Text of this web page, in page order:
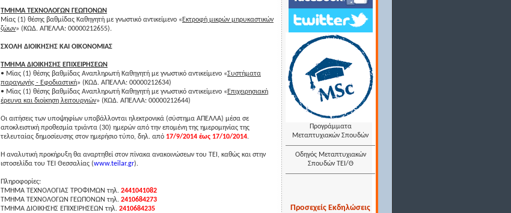
TMHMA ΤΕΧΝΟΛΟΓΩΝ ΓΕΩΠΟΝΩΝ
Μίας (1) θέσης βαθμίδας Καθηγητή με γνωστικό αντικείμενο « Εκτροφή μικρών μηρυκαστικών
ζώων» (ΚΩΔ. ΑΠΕΛΛΑ: 00000212655).
ΣΧΟΛΗ ΔΙΟΙΚΗΣΗΣ ΚΑΙ ΟΙΚΟΝΟΜΙΑΣ
TMHMA ΔΙΟΙΚΗΣΗΣ ΕΠΙΧΕΙΡΗΣΕΩΝ
• Μίας (1) θέσης βαθμίδας Αναπληρωτή Καθηγητή με γνωστικό αντικείμενο «Συστήματα
παραγωγής - Εφοδιαστική» (ΚΩΔ. ΑΠΕΛΛΑ: 00000212634)
• Μίας (1) θέσης βαθμίδας Αναπληρωτή Καθηγητή με γνωστικό αντικείμενο « Επιχειρησιακή
έρευνα και διοίκηση λειτουργιών» (ΚΩΔ. ΑΠΕΛΛΑ: 00000212644)
Οι αιτήσεις των υποψηφίων υποβάλλονται ηλεκτρονικά (σύστημα ΑΠΕΛΛΑ) μέσα σε
αποκλειστική προθεσμία τριάντα (30) ημερών από την επομένη της ημερομηνίας της
τελευταίας δημοσίευσης στον ημερήσιο τύπο, δηλ. από 17/9/2014 έως 17/10/2014.
Η αναλυτική προκήρυξη θα αναρτηθεί στον πίνακα ανακοινώσεων του ΤΕΙ, καθώς και στην
ιστοσελίδα του ΤΕΙ Θεσσαλίας (www.teilar.gr).
Πληροφορίες:
ΤΜΗΜΑ ΤΕΧΝΟΛΟΓΙΑΣ ΤΡΟΦΙΜΩΝ τηλ. 2441041082
ΤΜΗΜΑ ΤΕΧΝΟΛΟΓΩΝ ΓΕΩΠΟΝΩΝ τηλ. 2410684273
TMHMA ΔΙΟΙΚΗΣΗΣ ΕΠΙΧΕΙΡΗΣΕΩΝ τηλ. 2410684235
Προγράμματα
Μεταπτυχιακών Σπουδών
Οδηγός Μεταπτυχιακών
Σπουδών ΤΕΙ/Θ
Προσεχείς Εκδηλώσεις